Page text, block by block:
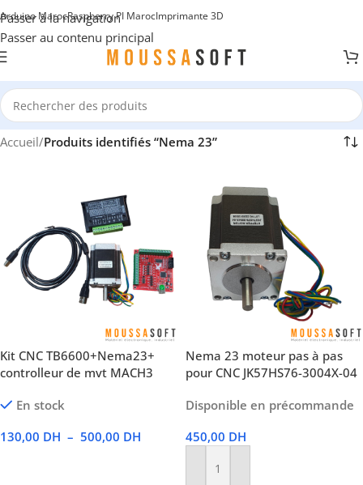
Passer à la navigation
Passer au contenu principal
Arduino MarocRaspberry PI MarocImprimante 3D
Accueil/Produits identifiés “Nema 23”
Kit CNC TB6600+Nema23+
controlleur de mvt MACH3
En stock
130,00 DH – 500,00 DH
Nema 23 moteur pas à pas
pour CNC JK57HS76-3004X-04
Disponible en précommande
450,00 DH
Ajouter Au Panier